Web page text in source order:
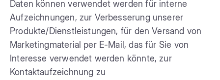
Daten können verwendet werden für interne
Aufzeichnungen, zur Verbesserung unserer
Produkte/Dienstleistungen, für den Versand von
Marketingmaterial per E-Mail, das für Sie von
Interesse verwendet werden könnte, zur
Kontaktaufzeichnung zu